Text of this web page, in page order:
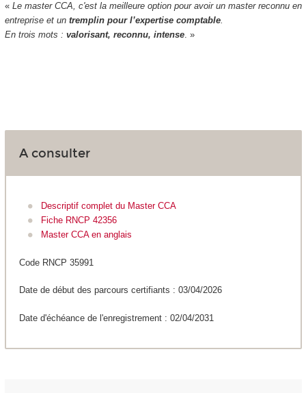
« Le master CCA, c'est la meilleure option pour avoir un master reconnu en
entreprise et un tremplin pour l’expertise comptable.
En trois mots : valorisant, reconnu, intense. »
A consulter
Descriptif complet du Master CCA
Fiche RNCP 42356
Master CCA en anglais
Code RNCP 35991
Date de début des parcours certifiants : 03/04/2026
Date d'échéance de l'enregistrement : 02/04/2031